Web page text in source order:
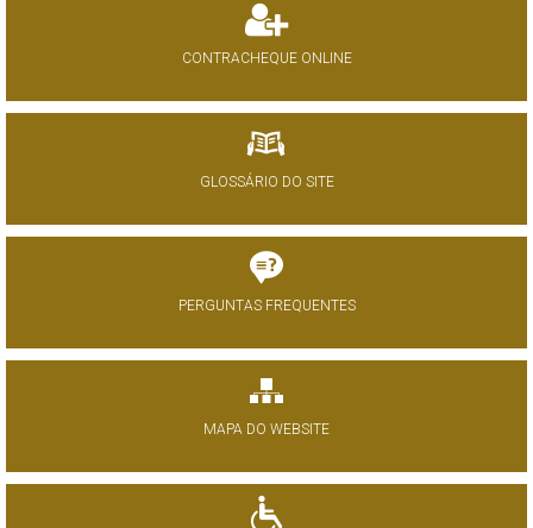
CONTRACHEQUE ONLINE
GLOSSÁRIO DO SITE
PERGUNTAS FREQUENTES
MAPA DO WEBSITE